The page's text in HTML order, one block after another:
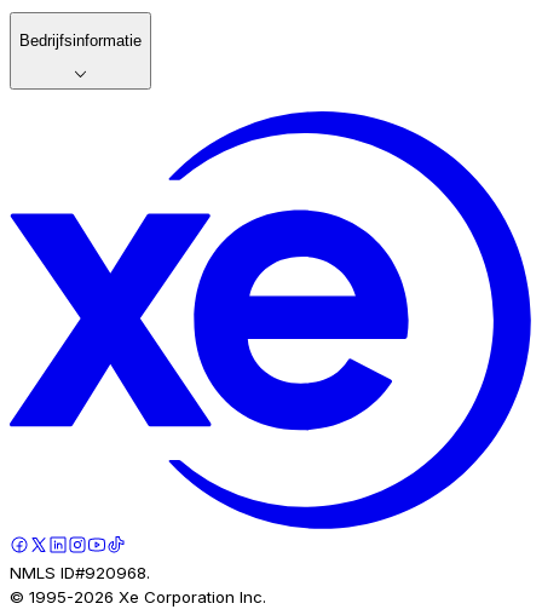
Bedrijfsinformatie
NMLS ID#920968.
© 1995-2026 Xe Corporation Inc.